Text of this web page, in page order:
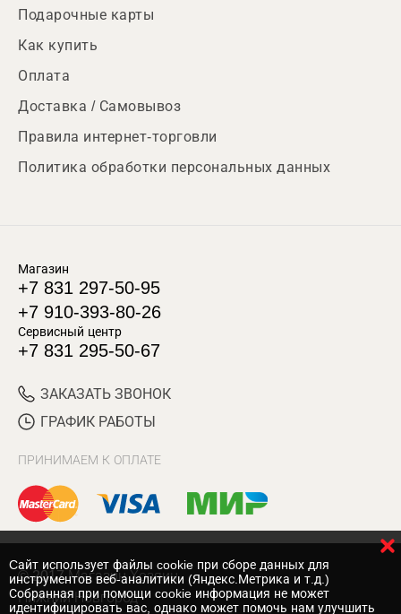
Подарочные карты
Как купить
Оплата
Доставка / Самовывоз
Правила интернет-торговли
Политика обработки персональных данных
Магазин
+7 831 297-50-95
+7 910-393-80-26
Сервисный центр
+7 831 295-50-67
ЗАКАЗАТЬ ЗВОНОК
ГРАФИК РАБОТЫ
ПРИНИМАЕМ К ОПЛАТЕ
© 2017 Магазин Хозяин
Нижний Новгород
Cайт использует файлы cookie при сборе данных для
инструментов веб-аналитики (Яндекс.Метрика и т.д.)
Собранная при помощи cookie информация не может
идентифицировать вас, однако может помочь нам улучшить